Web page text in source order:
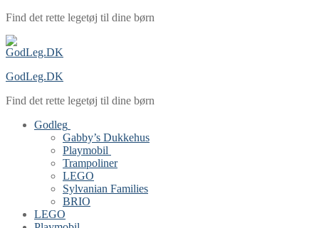
Spring
indhold
Menu
Luk
Find det rette legetøj til dine børn
GodLeg.DK
Find det rette legetøj til dine børn
Godleg
Gabby’s Dukkehus
Playmobil
Trampoliner
LEGO
Sylvanian Families
BRIO
LEGO